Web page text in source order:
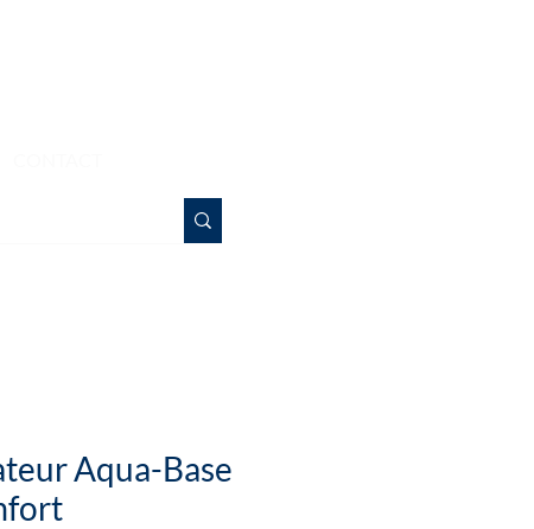
Aqua-Base